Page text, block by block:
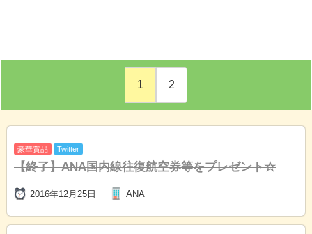
1 2
豪華賞品 Twitter
【終了】ANA国内線往復航空券等をプレゼント☆
2016年12月25日 ANA